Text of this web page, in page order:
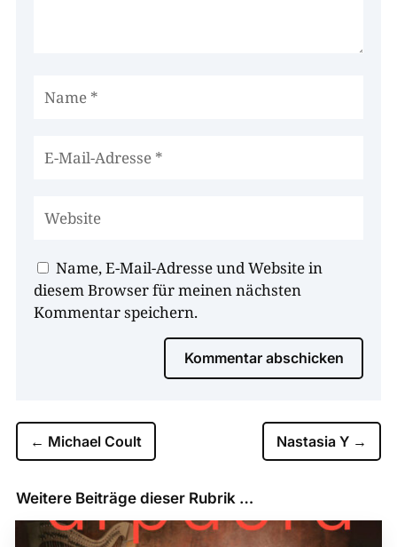
Name, E-Mail-Adresse und Website in
diesem Browser für meinen nächsten
Kommentar speichern.
Kommentar abschicken
← Michael Coult Nastasia Y →
Weitere Beiträge dieser Rubrik …